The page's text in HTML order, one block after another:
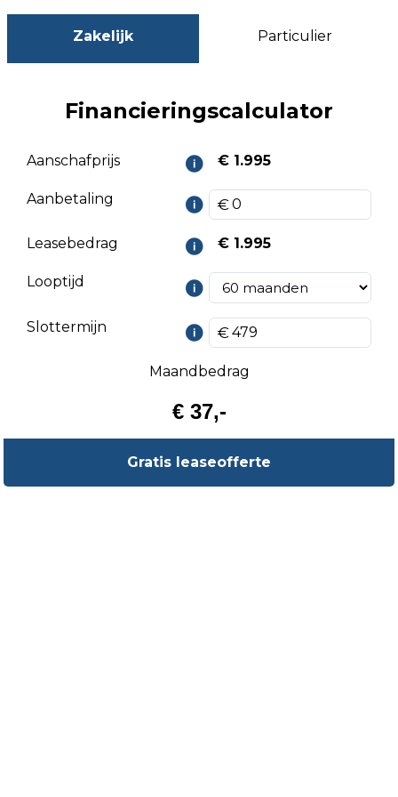
Zakelijk Particulier
Financieringscalculator
Aanschafprijs € 1.995
Aanbetaling
Leasebedrag € 1.995
Looptijd
Slottermijn
Maandbedrag
€ 37,-
Gratis leaseofferte